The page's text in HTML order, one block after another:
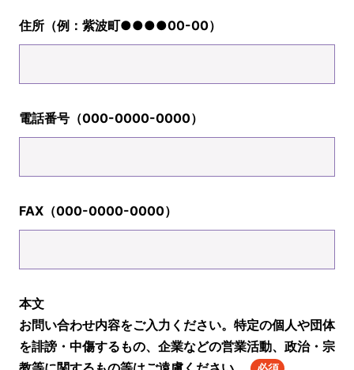
住所（例：紫波町●●●●00-00）
電話番号（000-0000-0000）
FAX（000-0000-0000）
本文
お問い合わせ内容をご入力ください。特定の個人や団体
を誹謗・中傷するもの、企業などの営業活動、政治・宗